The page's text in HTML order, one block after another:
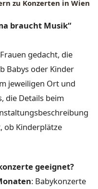
zu Konzerten in Wien
braucht Musik“
gedacht, die
Babys oder Kinder
jeweiligen Ort und
die Details beim
ob Kinderplätze
geeignet?
: Babykonzerte